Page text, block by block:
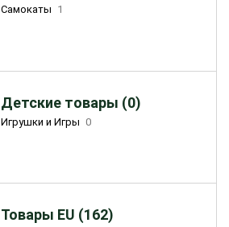
Самокаты 1
Детские товары (0)
Игрушки и Игры 0
Товары EU (162)